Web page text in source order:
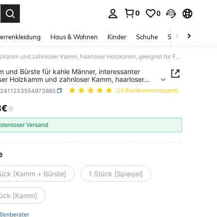
0 0
Haus & Wohnen Kinder Schuhe Schmuck &
1 Kamm und Bürste für kahle Männer, interessanter haarloser Holzkamm und zahnloser Kamm, haarloser Holzkamm, geeignet für Freunde mit schütterem oder kahlem Haar, geeignet für Reisen, Outdoor, Sport, Büro, Schule, Körperpflege
und Bürste für kahle Männer, interessanter
Holzkamm und zahnloser Kamm, haarloser
geeignet für Freunde mit schütterem oder
Haar, geeignet für Reisen, Outdoor, Sport, Büro,
Körperpflege
(10 Kundenmeinungen)
AND AVAILABILITY
Versand
[Kamm + Bürste] 1 Stück [Spiegel]
[Kamm]